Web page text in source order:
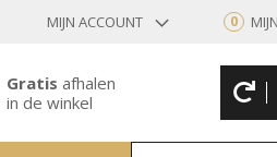
MIJN ACCOUNT
KLANT
0
Gratis afhalen
in de winkel